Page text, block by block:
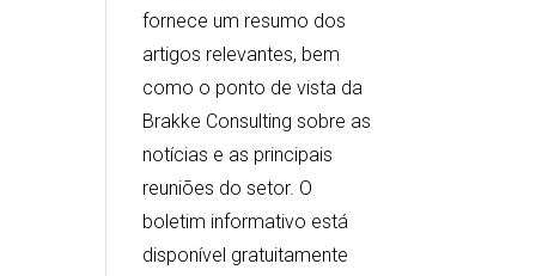
fornece um resumo dos
artigos relevantes, bem
como o ponto de vista da
Brakke Consulting sobre as
notícias e as principais
reuniões do setor. O
boletim informativo está
disponível gratuitamente